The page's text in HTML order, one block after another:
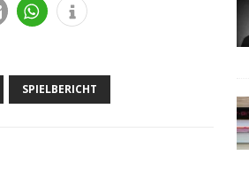
SPIELBERICHT